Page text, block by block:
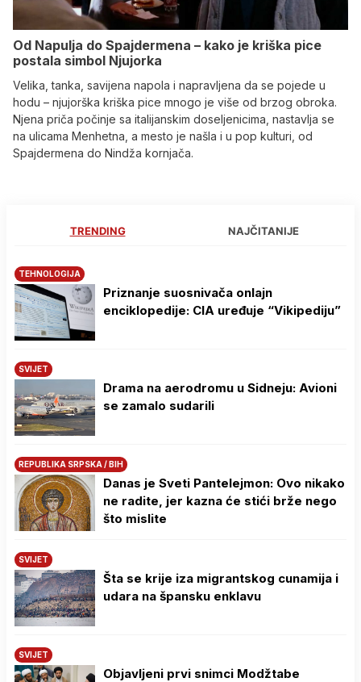
Od Napulja do Spajdermena – kako je kriška pice
postala simbol Njujorka
Velika, tanka, savijena napola i napravljena da se pojede u
hodu – njujorška kriška pice mnogo je više od brzog obroka.
Njena priča počinje sa italijanskim doseljenicima, nastavlja se
na ulicama Menhetna, a mesto je našla i u pop kulturi, od
Spajdermena do Nindža kornjača.
TRENDING NAJČITANIJE
TEHNOLOGIJA
Priznanje suosnivača onlajn
enciklopedije: CIA uređuje “Vikipediju”
SVIJET
Drama na aerodromu u Sidneju: Avioni
se zamalo sudarili
REPUBLIKA SRPSKA / BIH
Danas je Sveti Pantelejmon: Ovo nikako
ne radite, jer kazna će stići brže nego
što mislite
SVIJET
Šta se krije iza migrantskog cunamija i
udara na špansku enklavu
SVIJET
Objavljeni prvi snimci Modžtabe